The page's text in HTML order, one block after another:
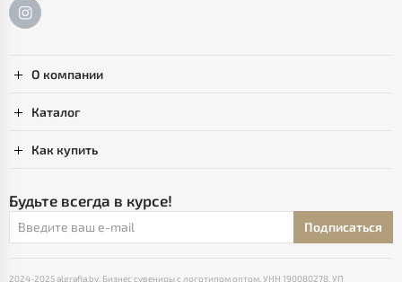
О компании
Каталог
Как купить
Будьте всегда в курсе!
Подписаться
2024-2025 algrafia.by. Бизнес сувениры с логотипом оптом. УНН 190080278, УП